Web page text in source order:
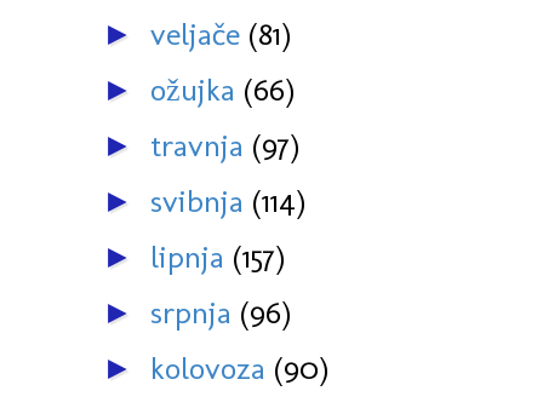
► veljače (81)
► ožujka (66)
► travnja (97)
► svibnja (114)
► lipnja (157)
► srpnja (96)
► kolovoza (90)